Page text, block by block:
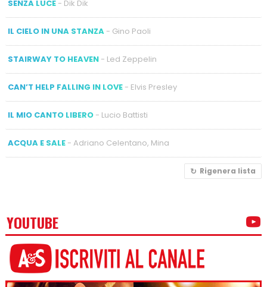
SENZA LUCE- Dik Dik
IL CIELO IN UNA STANZA- Gino Paoli
STAIRWAY TO HEAVEN- Led Zeppelin
CAN’T HELP FALLING IN LOVE- Elvis Presley
IL MIO CANTO LIBERO- Lucio Battisti
ACQUA E SALE- Adriano Celentano, Mina
Rigenera lista
YOUTUBE